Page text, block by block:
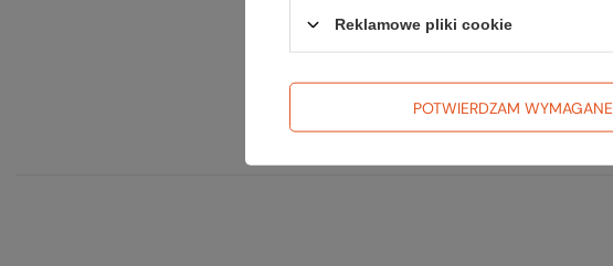
Reklamowe pliki cookie
POTWIERDZAM WYMAGANE